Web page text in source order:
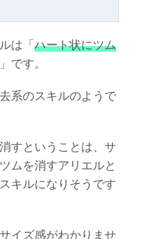
は「 ハート状にツム
」です。
系のスキルのようで
すということは、サ
ムを消すアリエルと
キルになりそうです
イズ感がわかりませ